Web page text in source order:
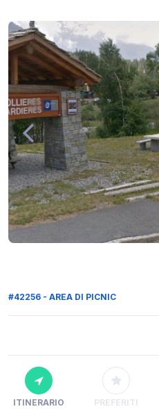
#42256 - AREA DI PICNIC
ITINERARIO PREFERITI